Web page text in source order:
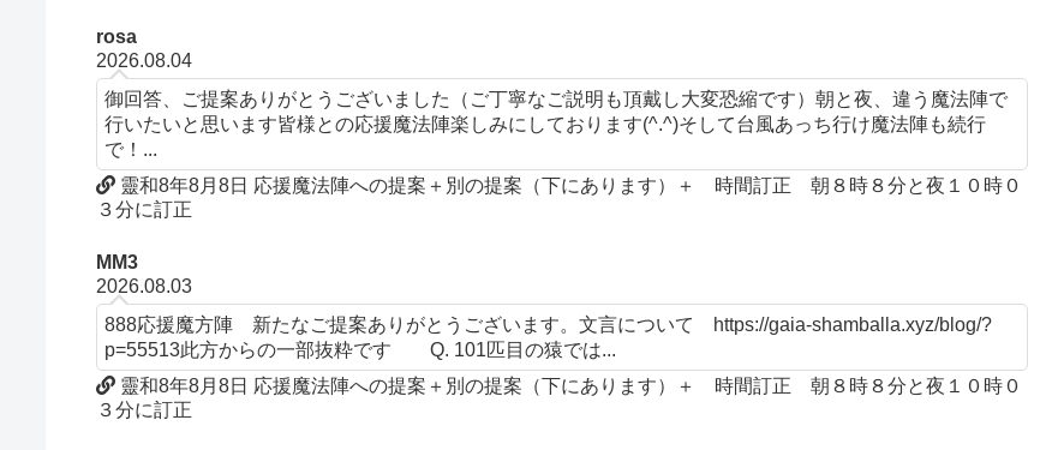
rosa
2026.08.04
御回答、ご提案ありがとうございました（ご丁寧なご説明も頂戴し大変恐縮です）朝と夜、違う魔法陣で
行いたいと思います皆様との応援魔法陣楽しみにしております(^.^)そして台風あっち行け魔法陣も続行
で！...
靈和8年8月8日 応援魔法陣への提案＋別の提案（下にあります）＋ 時間訂正 朝８時８分と夜１０時０
３分に訂正
MM3
2026.08.03
888応援魔方陣 新たなご提案ありがとうございます。文言について https://gaia-shamballa.xyz/blog/?
p=55513此方からの一部抜粋です Q. 101匹目の猿では...
靈和8年8月8日 応援魔法陣への提案＋別の提案（下にあります）＋ 時間訂正 朝８時８分と夜１０時０
３分に訂正